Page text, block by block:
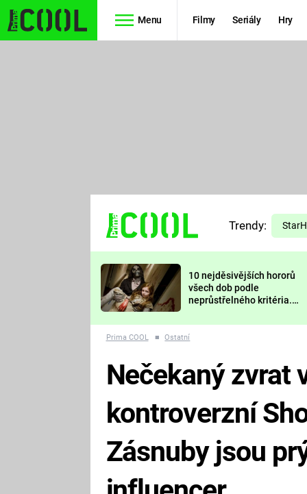
Menu Filmy Seriály Hry
TŘESKU
FUTURAMA
PREDÁTOR
Trendy:
10 nejděsivějších hororů
všech dob podle
neprůstřelného kritéria.
nejvíc zvednou tep?
Prima COOL ■ Ostatní
Nečekaný zvrat
kontroverzní
Zásnuby jsou